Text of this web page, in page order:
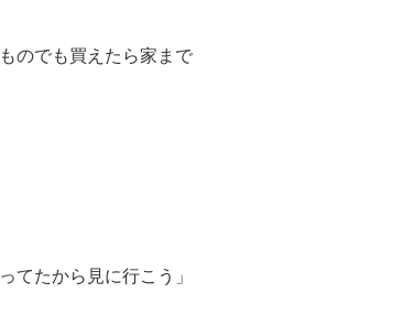
のでも買えたら家まで
てたから見に行こう」